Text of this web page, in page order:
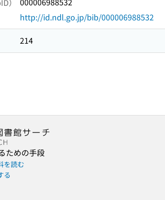
http://id.ndl.go.jp/bib/000006988532
214
ための手段
を読む
る